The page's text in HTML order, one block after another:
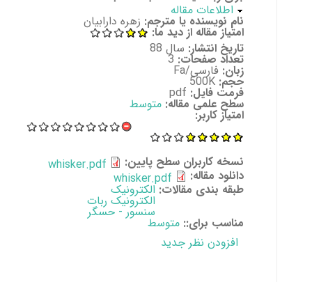
پنهان کن
اطلاعات مقاله
نام نویسنده یا مترجم:زهره دارابیان
امتیاز مقاله از دید ما:
تاریخ انتشار:سال 88
تعداد صفحات:3
زبان:فارسی/Fa
حجم:500K
فرمت فایل:pdf
سطح علمی مقاله:متوسط
امتیاز کاربر:
نسخه کاربران سطح پایین: whisker.pdf
دانلود مقاله: whisker.pdf
طبقه بندی مقالات:الکترونیک
الکترونیک ربات
سنسور - حسگر
مناسب برای::متوسط
افزودن نظر جدید